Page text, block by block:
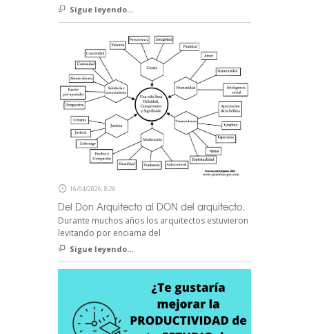
Sigue leyendo...
16/04/2026, 8:26
Del Don Arquitecto al DON del arquitecto.
Durante muchos años los arquitectos estuvieron
levitando por enciama del
Sigue leyendo...